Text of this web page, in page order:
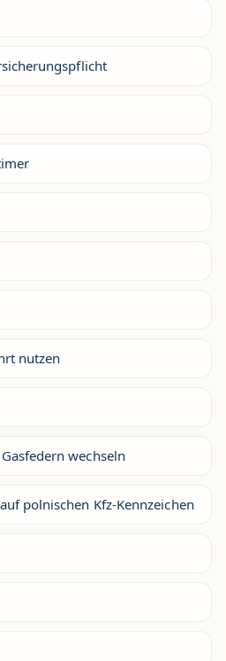
nutzen
wechseln
polnischen Kfz-Kennzeichen